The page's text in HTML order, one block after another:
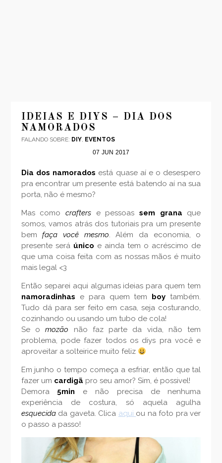
MODA
VIAGENS
SOBRE
CONTATO
IDEIAS E DIYS – DIA DOS
NAMORADOS
FALANDO SOBRE: DIY, EVENTOS
07 JUN 2017
Dia dos namorados está quase aí e o desespero
pra encontrar um presente está batendo aí na sua
porta, não é mesmo?
Mas como crafterse pessoassem grana que
somos, vamos atrás dos tutoriais pra um presente
bem faça você mesmo. Além da economia, o
presente será único e ainda tem o acréscimo de
que uma coisa feita com as nossas mãos é muito
mais legal <3
Então separei aqui algumas ideias para quem tem
namoradinhas e para quem tem boy também.
Tudo dá para ser feito em casa, seja costurando,
cozinhando ou usando um tubo de cola!
Se omozão não faz parte da vida, não tem
problema, pode fazer todos os diys pra você e
aproveitar a solteirice muito feliz
Em junho o tempo começa a esfriar, então que tal
fazer um cardigã pro seu amor? Sim, é possivel!
Demora 5min e não precisa de nenhuma
experiência de costura, só aquela agulha
esquecidada gaveta. Clica aqui ou na foto pra ver
o passo a passo!